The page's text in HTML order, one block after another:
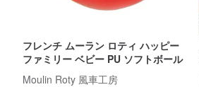
フレンチ ムーラン ロティ ハッピー
ファミリー ベビー PU ソフトボール
Moulin Roty 風車工房